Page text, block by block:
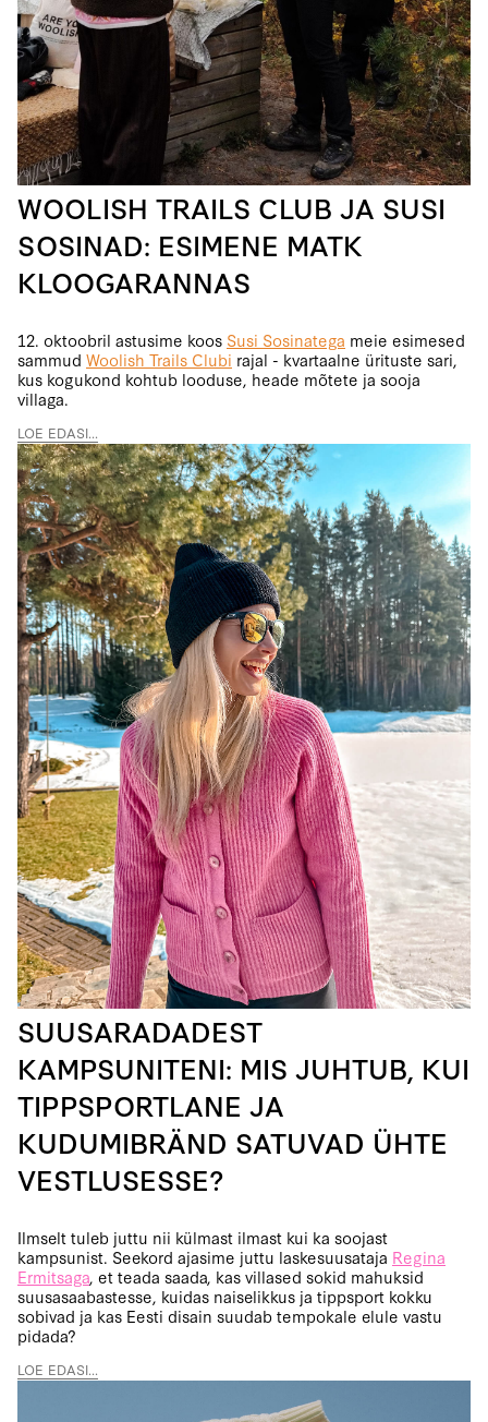
WOOLISH TRAILS CLUB JA SUSI
SOSINAD: ESIMENE MATK
KLOOGARANNAS
12. oktoobril astusime koos Susi Sosinatega meie esimesed
sammud Woolish Trails Clubi rajal - kvartaalne ürituste sari,
kus kogukond kohtub looduse, heade mõtete ja sooja
villaga.
LOE EDASI...
SUUSARADADEST
KAMPSUNITENI: MIS JUHTUB, KUI
TIPPSPORTLANE JA
KUDUMIBRÄND SATUVAD ÜHTE
VESTLUSESSE?
Ilmselt tuleb juttu nii külmast ilmast kui ka soojast
kampsunist. Seekord ajasime juttu laskesuusataja Regina
Ermitsaga, et teada saada, kas villased sokid mahuksid
suusasaabastesse, kuidas naiselikkus ja tippsport kokku
sobivad ja kas Eesti disain suudab tempokale elule vastu
pidada?
LOE EDASI...